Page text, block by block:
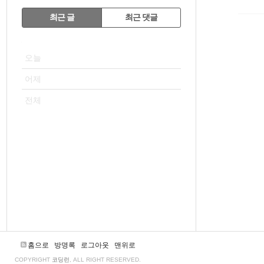
RECENTLY
최근 글 최근 댓글
오늘
어제
전체
홈으로 방명록 로그아웃 맨위로
COPYRIGHT 코딩런 , ALL RIGHT RESERVED.